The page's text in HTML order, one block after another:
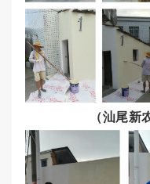
（汕尾新